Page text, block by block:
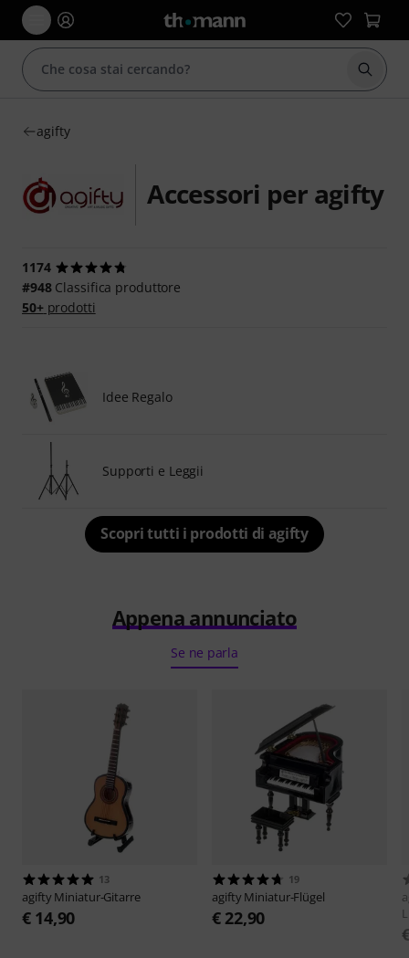
agifty
Accessori per agifty
1174
#948Classifica produttore
50+prodotti
Idee Regalo
Supporti e Leggii
Scopri tutti i prodotti di agifty
Appena annunciato
Se ne parla
13
agifty Miniatur-Gitarre
€ 14,90
19
agifty Miniatur-Flügel
€ 22,90